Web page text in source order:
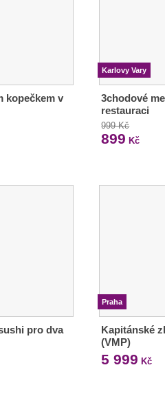
kopečkem v
Karlovy Vary
3chodové
restauraci
999 Kč
899 Kč
pro dva
Praha
Kapitánské
(VMP)
5 999 Kč